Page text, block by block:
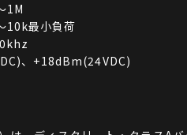
1M
10k最小負荷
、+18dBm(24VDC)